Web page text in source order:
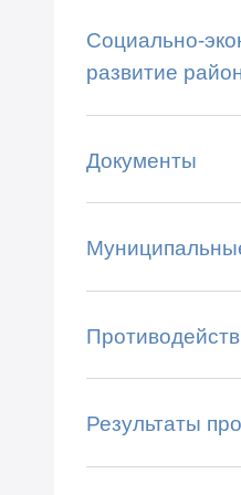
Социально-
развитие
Документы
Результаты